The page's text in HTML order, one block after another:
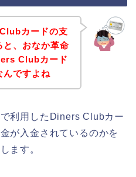
カードの支
と、おなか革命
Clubカード
んですよね
利用したDiners Clubカー
が入金されているのかを
ます。